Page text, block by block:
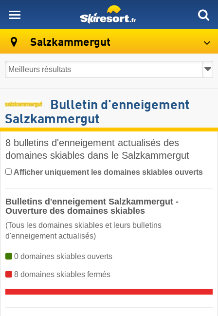
Salzkammergut
Bulletin d'enneigement
Salzkammergut
8 bulletins d'enneigement actualisés des
domaines skiables dans le Salzkammergut ​
Afficher uniquement les domaines skiables ouverts
Bulletins d'enneigement Salzkammergut -
Ouverture des domaines skiables
(Tous les domaines skiables et leurs bulletins
d'enneigement actualisés)
0 domaines skiables ouverts
8 domaines skiables fermés